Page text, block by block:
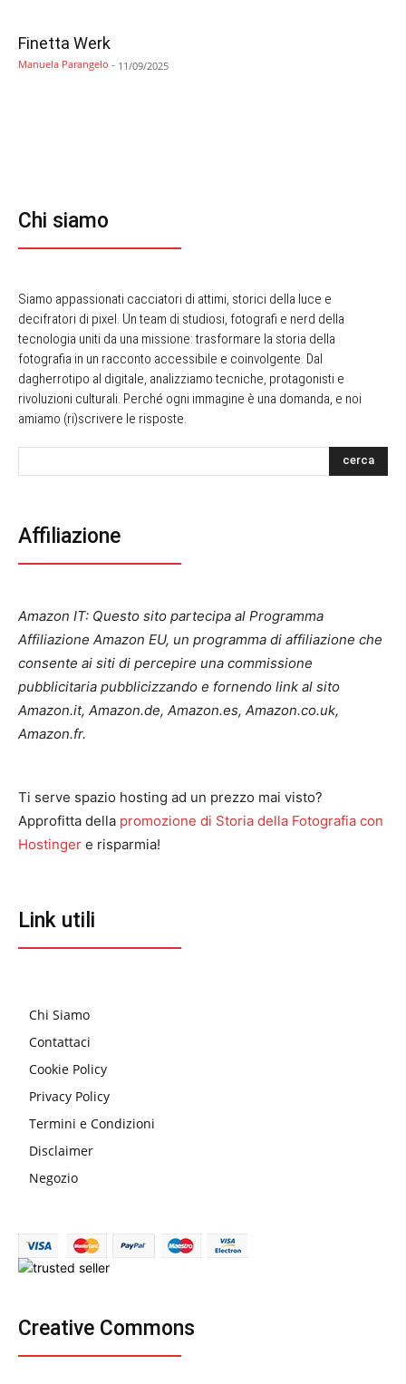
Finetta Werk
Manuela Parangelo - 11/09/2025
Chi siamo
Siamo appassionati cacciatori di attimi, storici della luce e
decifratori di pixel. Un team di studiosi, fotografi e nerd della
tecnologia uniti da una missione: trasformare la storia della
fotografia in un racconto accessibile e coinvolgente. Dal
dagherrotipo al digitale, analizziamo tecniche, protagonisti e
rivoluzioni culturali. Perché ogni immagine è una domanda, e noi
amiamo (ri)scrivere le risposte.
cerca
Affiliazione
Amazon IT: Questo sito partecipa al Programma
Affiliazione Amazon EU, un programma di affiliazione che
consente ai siti di percepire una commissione
pubblicitaria pubblicizzando e fornendo link al sito
Amazon.it, Amazon.de, Amazon.es, Amazon.co.uk,
Amazon.fr.
Ti serve spazio hosting ad un prezzo mai visto?
Approfitta della promozione di Storia della Fotografia con
Hostinger e risparmia!
Link utili
Chi Siamo
Contattaci
Cookie Policy
Privacy Policy
Termini e Condizioni
Disclaimer
Negozio
Creative Commons